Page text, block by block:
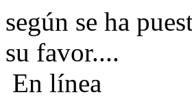
según se ha
su favor....
En línea